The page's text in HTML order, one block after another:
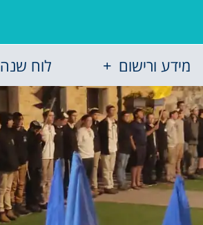
מידע ורישום לוח שנה